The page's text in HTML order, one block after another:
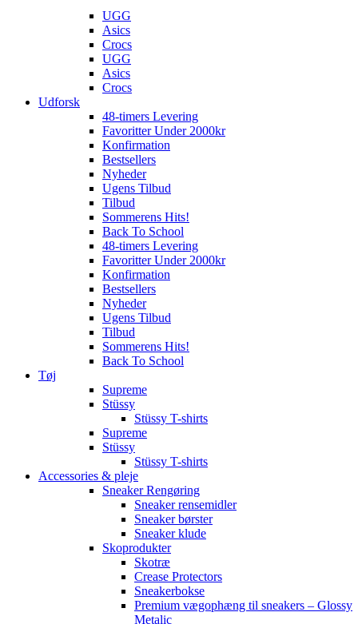
UGG
Asics
Crocs
UGG
Asics
Crocs
Udforsk
48-timers Levering
Favoritter Under 2000kr
Konfirmation
Bestsellers
Nyheder
Ugens Tilbud
Tilbud
Sommerens Hits!
Back To School
48-timers Levering
Favoritter Under 2000kr
Konfirmation
Bestsellers
Nyheder
Ugens Tilbud
Tilbud
Sommerens Hits!
Back To School
Tøj
Supreme
Stüssy
Stüssy T-shirts
Supreme
Stüssy
Stüssy T-shirts
Accessories & pleje
Sneaker Rengøring
Sneaker rensemidler
Sneaker børster
Sneaker klude
Skoprodukter
Skotræ
Crease Protectors
Sneakerbokse
Premium vægophæng til sneakers – Glossy
Metalic